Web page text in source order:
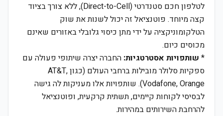
לטלפון חכם סטנדרטי (Direct-to-Cell), ללא צורך בציוד
קצה מיוחד. פוטנציאל זה יכול לשנות את שוק
הטלקומוניקציה על ידי מתן כיסוי גלובלי באזורים שאינם
מכוסים כיום.
* שותפויות אסטרטגיות: החברה יצרה שיתופי פעולה עם
ספקיות סלולר מובילות ברחבי העולם (כגון AT&T,
Vodafone, Orange). שותפויות אלו מעניקות לה גישה
לבסיסי לקוחות קיימים, תשתית קרקעית, ופוטנציאל
להרחבת השירותים במהירות.